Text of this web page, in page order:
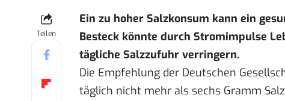
Teilen
Ein zu hoher Salzkonsum kann ein
Besteck könnte durch Stromimpulse
tägliche Salzzufuhr verringern.
Die Empfehlung der Deutschen
täglich nicht mehr als sechs Gramm